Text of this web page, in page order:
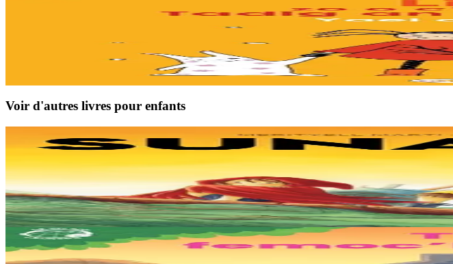
Lili attend avec impatience la venue du Père Noël. Quand arrivera-t-il ? Il n'est pas encore passé ?
Voir d'autres livres pour enfants
Sunakay
La mer est devenue une immense décharge dépourvue de vie sous-marine. Deux soeurs survivent sur
En stock25,00 €
3 ans et plus
TES